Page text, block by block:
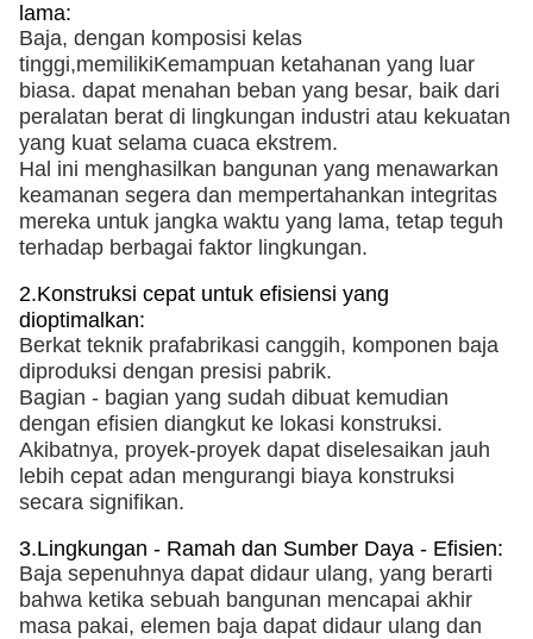
lama:
Baja, dengan komposisi kelas
tinggi,memilikiKemampuan ketahanan yang luar
biasa. dapat menahan beban yang besar, baik dari
peralatan berat di lingkungan industri atau kekuatan
yang kuat selama cuaca ekstrem.
Hal ini menghasilkan bangunan yang menawarkan
keamanan segera dan mempertahankan integritas
mereka untuk jangka waktu yang lama, tetap teguh
terhadap berbagai faktor lingkungan.
2.Konstruksi cepat untuk efisiensi yang
dioptimalkan:
Berkat teknik prafabrikasi canggih, komponen baja
diproduksi dengan presisi pabrik.
Bagian - bagian yang sudah dibuat kemudian
dengan efisien diangkut ke lokasi konstruksi.
Akibatnya, proyek-proyek dapat diselesaikan jauh
lebih cepat adan mengurangi biaya konstruksi
secara signifikan.
3.Lingkungan - Ramah dan Sumber Daya - Efisien:
Baja sepenuhnya dapat didaur ulang, yang berarti
bahwa ketika sebuah bangunan mencapai akhir
masa pakai, elemen baja dapat didaur ulang dan